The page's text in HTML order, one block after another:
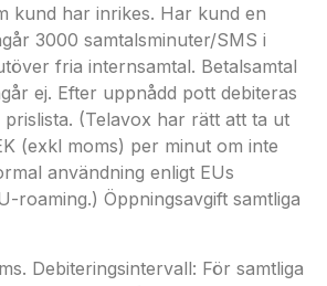
kund har inrikes. Har kund en
3000 samtalsminuter/SMS i
fria internsamtal. Betalsamtal
ej. Efter uppnådd pott debiteras
prislista. (Telavox har rätt att ta ut
(exkl moms) per minut om inte
användning enligt EUs
roaming.) Öppningsavgift samtliga
Debiteringsintervall: För samtliga